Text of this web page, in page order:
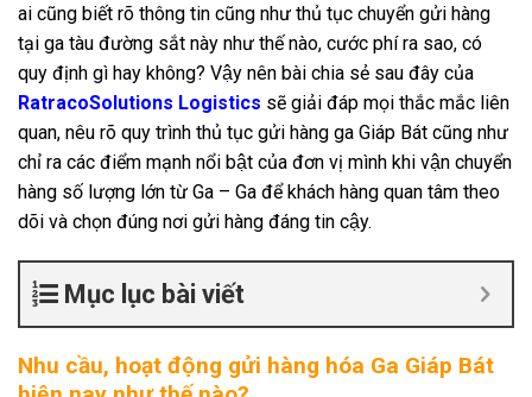
ai cũng biết rõ thông tin cũng như thủ tục chuyển gửi hàng
tại ga tàu đường sắt này như thế nào, cước phí ra sao, có
quy định gì hay không? Vậy nên bài chia sẻ sau đây của
RatracoSolutions Logistics sẽ giải đáp mọi thắc mắc liên
quan, nêu rõ quy trình thủ tục gửi hàng ga Giáp Bát cũng như
chỉ ra các điểm mạnh nổi bật của đơn vị mình khi vận chuyển
hàng số lượng lớn từ Ga – Ga để khách hàng quan tâm theo
dõi và chọn đúng nơi gửi hàng đáng tin cậy.
Mục lục bài viết
Nhu cầu, hoạt động gửi hàng hóa Ga Giáp Bát